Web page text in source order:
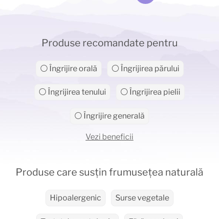
Produse recomandate pentru
⚪ Îngrijire orală ⚪ Îngrijirea părului
⚪ Îngrijirea tenului ⚪ Îngrijirea pielii
⚪ Îngrijire generală
Vezi beneficii
Produse care susțin frumusețea naturală
Hipoalergenic Surse vegetale